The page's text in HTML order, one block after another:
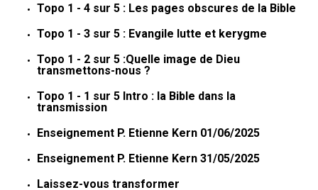
Topo 1 - 4 sur 5 : Les pages obscures de la Bible
Topo 1 - 3 sur 5 : Evangile lutte et kerygme
Topo 1 - 2 sur 5 :Quelle image de Dieu
transmettons-nous ?
Topo 1 - 1 sur 5 Intro : la Bible dans la
transmission
Enseignement P. Etienne Kern 01/06/2025
Enseignement P. Etienne Kern 31/05/2025
Laissez-vous transformer